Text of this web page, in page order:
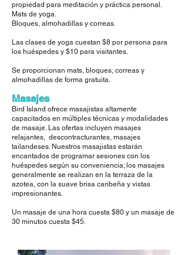
propiedad para meditación y práctica personal.
Mats de yoga.
Bloques, almohadillas y correas.
Las clases de yoga cuestan $8 por persona para
los huéspedes y $10 para visitantes.
Se proporcionan mats, bloques, correas y
almohadillas de forma gratuita.
Masajes
Bird Island ofrece masajistas altamente
capacitados en múltiples técnicas y modalidades
de masaje. Las ofertas incluyen masajes
relajantes, descontracturantes, masajes
tailandeses. Nuestros masajistas estarán
encantados de programar sesiones con los
huéspedes según su conveniencia; los masajes
generalmente se realizan en la terraza de la
azotea, con la suave brisa caribeña y vistas
impresionantes.
Un masaje de una hora cuesta $80 y un masaje de
30 minutos cuesta $45.